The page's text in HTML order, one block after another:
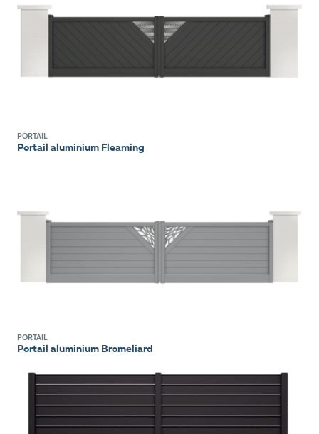
PORTAIL
Portail aluminium Fleaming
PORTAIL
Portail aluminium Bromeliard